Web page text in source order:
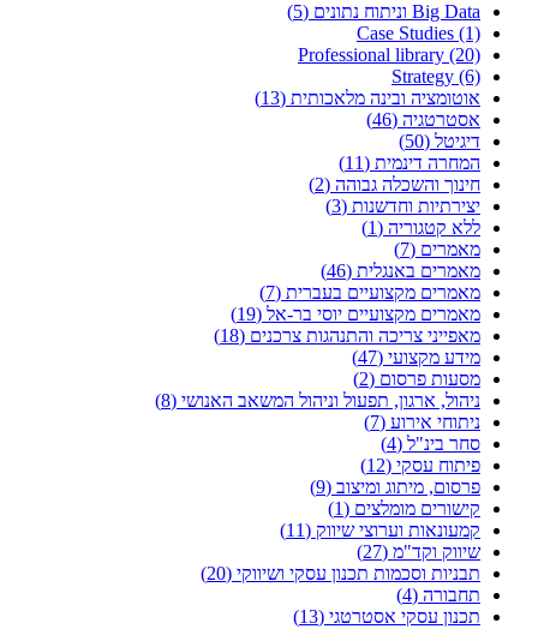
Big Data וניתוח נתונים (5)
Case Studies (1)
Professional library (20)
Strategy (6)
אוטומציה ובינה מלאכותית (13)
אסטרטגיה (46)
דיגיטל (50)
המחרה דינמית (11)
חינוך והשכלה גבוהה (2)
יצירתיות וחדשנות (3)
ללא קטגוריה (1)
מאמרים (7)
מאמרים באנגלית (46)
מאמרים מקצועיים בעברית (7)
מאמרים מקצועיים יוסי בר-אל (19)
מאפייני צריכה והתנהגות צרכנים (18)
מידע מקצועי (47)
מסעות פרסום (2)
ניהול, ארגון, תפעול וניהול המשאב האנושי (8)
ניתוחי אירוע (7)
סחר בינ"ל (4)
פיתוח עסקי (12)
פרסום, מיתוג ומיצוב (9)
קישורים מומלצים (1)
קמעונאות וערוצי שיווק (11)
שיווק וקד"מ (27)
תבניות וסכמות תכנון עסקי ושיווקי (20)
תחבורה (4)
תכנון עסקי אסטרטגי (13)